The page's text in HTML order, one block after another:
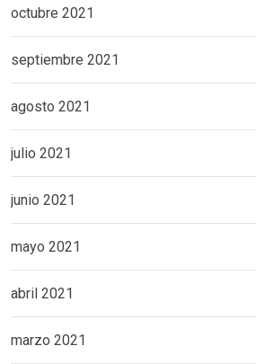
octubre 2021
septiembre 2021
agosto 2021
julio 2021
junio 2021
mayo 2021
abril 2021
marzo 2021